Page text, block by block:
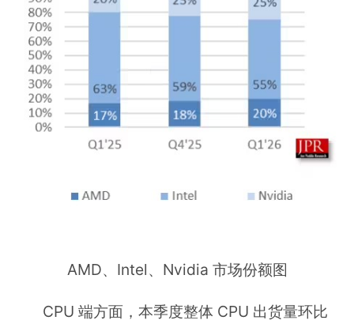
AMD、Intel、Nvidia 市场份额图
CPU 端方面，本季度整体 CPU 出货量环比